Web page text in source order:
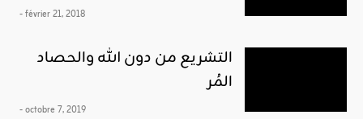
- février 21, 2018
التشريع من دون الله والحصاد
المُر
- octobre 7, 2019